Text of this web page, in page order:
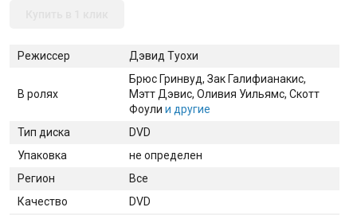
Режиссер Дэвид Туохи
В ролях
Брюс Гринвуд, Зак Галифианакис,
Мэтт Дэвис, Оливия Уильямс, Скотт
Фоули и другие
Тип диска
DVD
Упаковка
не определен
Регион
Все
Качество
DVD